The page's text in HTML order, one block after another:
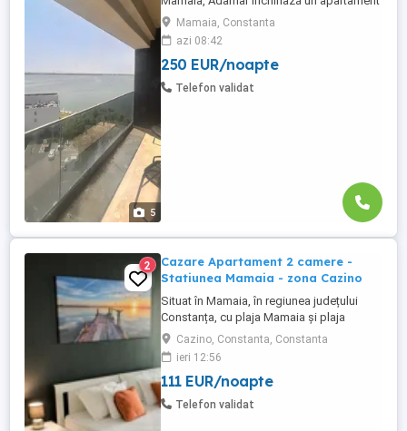
5
modern cu 2 camere situat în stațiunea
Mamaia, la etajul 8 al clădirii Adamar, ideal
pentru un sejur relaxant la malul mării.
Apartamentul este complet mobilat și
utilat, oferind confortul unei locuințe de
Mamaia, Constanta
azi 08:42
250 EUR/noapte
Telefon validat
2
Cazare Apartament 2 camere -
Statiunea Mamaia - zona Cazino
Situat în Mamaia, în regiunea județului
Constanța, cu plaja Mamaia și plaja
Myrtos în apropiere, Diamond View
Apartments oferă cazare cu parcare
privată gratuită garantată pentru fiecare
apartament. Apartamente cu doua camera
de inchiriat in regim hotelier, Statiunea
Cazino, Constanta, Constanta
ieri 12:56
111 EUR/noapte
Telefon validat